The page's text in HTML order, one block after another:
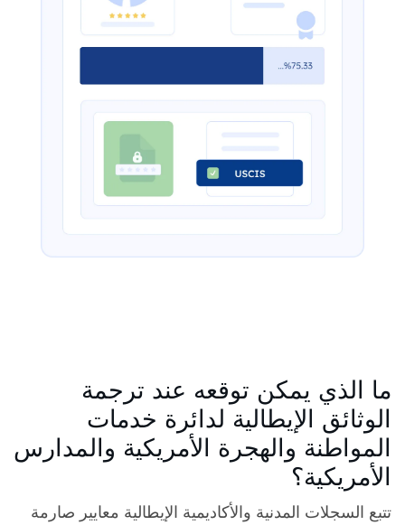
ما الذي يمكن توقعه عند ترجمة
الوثائق الإيطالية لدائرة خدمات
المواطنة والهجرة الأمريكية والمدارس
الأمريكية؟
تتبع السجلات المدنية والأكاديمية الإيطالية معايير صارمة